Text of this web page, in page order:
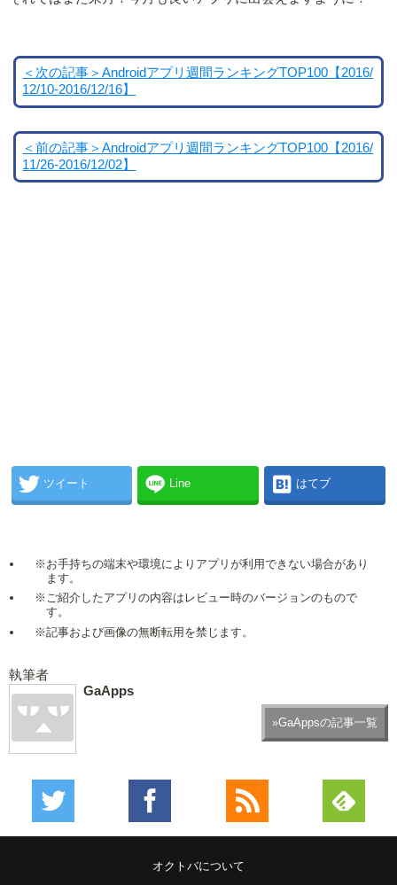
＜次の記事＞Androidアプリ週間ランキングTOP100【2016/
12/10-2016/12/16】
＜前の記事＞Androidアプリ週間ランキングTOP100【2016/
11/26-2016/12/02】
ツイート Line はてブ
※お手持ちの端末や環境によりアプリが利用できない場合があり
ます。
※ご紹介したアプリの内容はレビュー時のバージョンのもので
す。
※記事および画像の無断転用を禁じます。
執筆者
GaApps
»GaAppsの記事一覧
オクトバについて